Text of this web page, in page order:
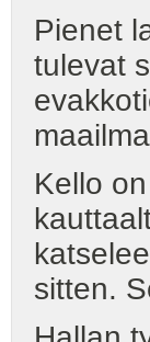
Pienet
tulevat
Kello
sitten.